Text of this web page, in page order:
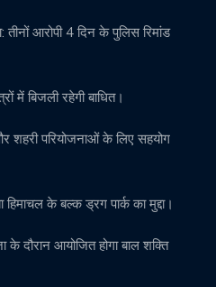
तीनों आरोपी 4 दिन के पुलिस रिमांड
में बिजली रहेगी बाधित।
शहरी परियोजनाओं के लिए सहयोग
के बल्क ड्रग पार्क का मुद्दा।
के दौरान आयोजित होगा बाल शक्ति